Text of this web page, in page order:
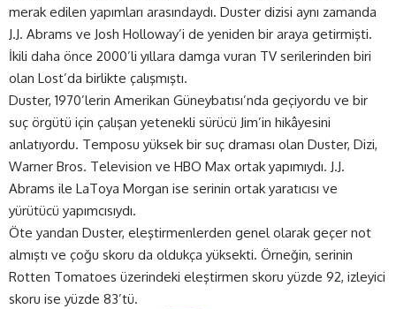
merak edilen yapımları arasındaydı. Duster dizisi aynı zamanda
J.J. Abrams ve Josh Holloway’i de yeniden bir araya getirmişti.
İkili daha önce 2000’li yıllara damga vuran TV serilerinden biri
olan Lost’da birlikte çalışmıştı.
Duster, 1970’lerin Amerikan Güneybatısı’nda geçiyordu ve bir
suç örgütü için çalışan yetenekli sürücü Jim’in hikâyesini
anlatıyordu. Temposu yüksek bir suç draması olan Duster, Dizi,
Warner Bros. Television ve HBO Max ortak yapımıydı. J.J.
Abrams ile LaToya Morgan ise serinin ortak yaratıcısı ve
yürütücü yapımcısıydı.
Öte yandan Duster, eleştirmenlerden genel olarak geçer not
almıştı ve çoğu skoru da oldukça yüksekti. Örneğin, serinin
Rotten Tomatoes üzerindeki eleştirmen skoru yüzde 92, izleyici
skoru ise yüzde 83’tü.